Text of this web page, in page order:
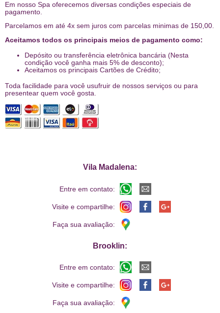
Em nosso Spa oferecemos diversas condições especiais de
pagamento.
Parcelamos em até 4x sem juros com parcelas minimas de 150,00.
Aceitamos todos os principais meios de pagamento como:
Depósito ou transferência eletrônica bancária (Nesta
condição você ganha mais 5% de desconto);
Aceitamos os principais Cartões de Crédito;
Toda facilidade para você usufruir de nossos serviços ou para
presentear quem você gosta.
Vila Madalena:
Entre em contato:
Visite e compartilhe:
Faça sua avaliação:
Brooklin:
Entre em contato:
Visite e compartilhe:
Faça sua avaliação: